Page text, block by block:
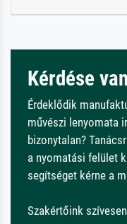
Kérdése
Érdeklődik
művészi lenyomata
bizonytalan?
a nyomatási felület
segítséget kérne a
Szakértőink